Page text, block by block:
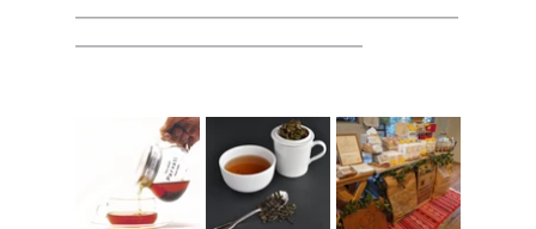
────────────────────
───────────────